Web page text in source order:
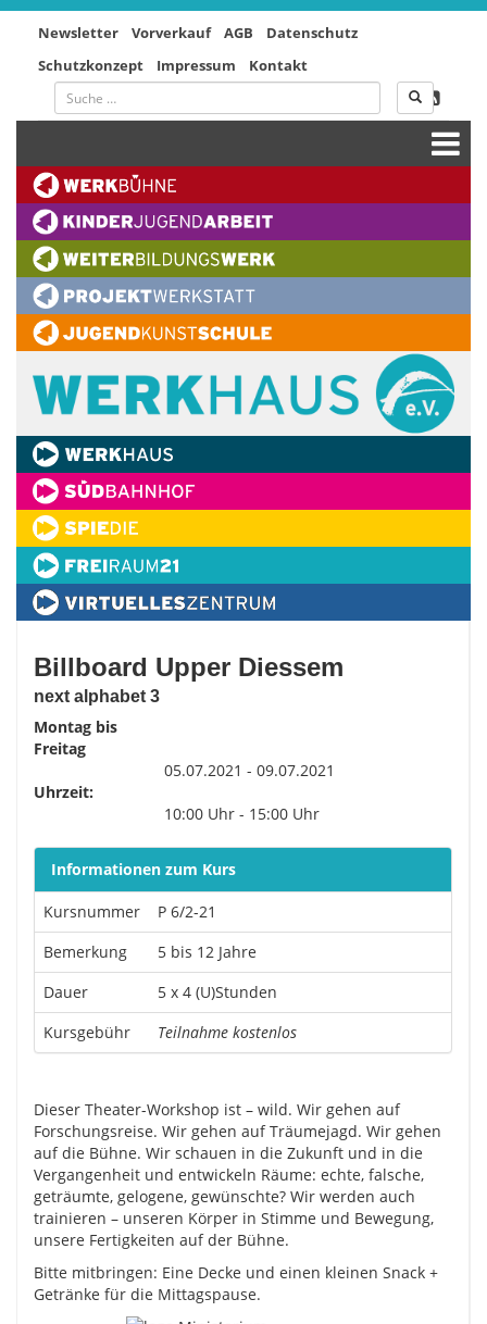
Newsletter Vorverkauf AGB
Datenschutz
Schutzkonzept
Impressum Kontakt
Billboard Upper Diessem
next alphabet 3
Montag bis
Freitag
05.07.2021 - 09.07.2021
Uhrzeit:
10:00 Uhr - 15:00 Uhr
Informationen zum Kurs
Kursnummer
P 6/2-21
Bemerkung
5 bis 12 Jahre
Dauer
5 x 4 (U)Stunden
Kursgebühr
Teilnahme kostenlos
Dieser Theater-Workshop ist – wild. Wir gehen auf
Forschungsreise. Wir gehen auf Träumejagd. Wir gehen
auf die Bühne. Wir schauen in die Zukunft und in die
Vergangenheit und entwickeln Räume: echte, falsche,
geträumte, gelogene, gewünschte? Wir werden auch
trainieren – unseren Körper in Stimme und Bewegung,
unsere Fertigkeiten auf der Bühne.
Bitte mitbringen: Eine Decke und einen kleinen Snack +
Getränke für die Mittagspause.